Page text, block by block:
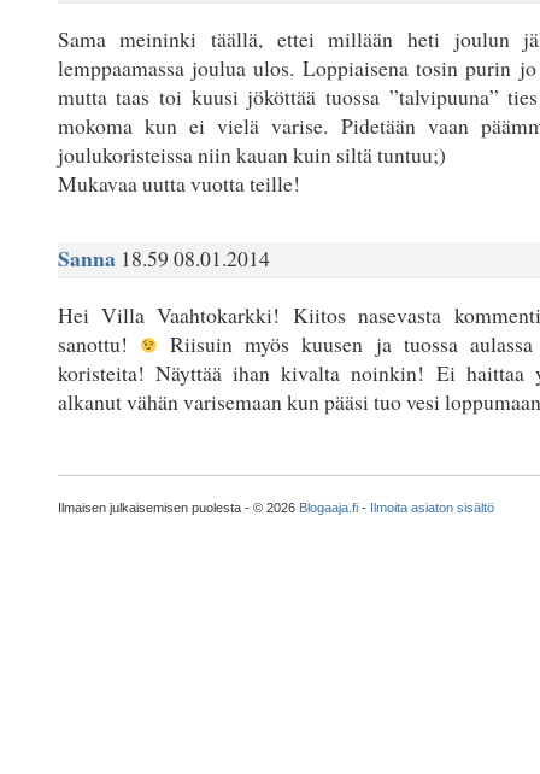
Sama meininki täällä, ettei millään heti joulun
lemppaamassa joulua ulos. Loppiaisena tosin purin
mutta taas toi kuusi jököttää tuossa ”talvipuuna”
mokoma kun ei vielä varise. Pidetään vaan
joulukoristeissa niin kauan kuin siltä tuntuu;)
Mukavaa uutta vuotta teille!
Sanna18.59 08.01.2014
Hei Villa Vaahtokarkki! Kiitos nasevasta
sanottu!
Riisuin myös kuusen ja tuossa
koristeita! Näyttää ihan kivalta noinkin! Ei haittaa
alkanut vähän varisemaan kun pääsi tuo vesi
Ilmaisen julkaisemisen puolesta - © 2026 Blogaaja.fi- Ilmoita asiaton sisältö